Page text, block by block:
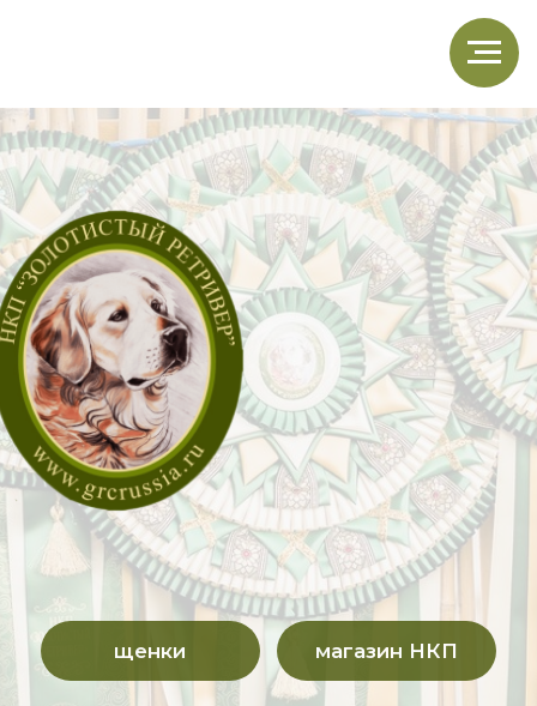
щенки магазин НКП